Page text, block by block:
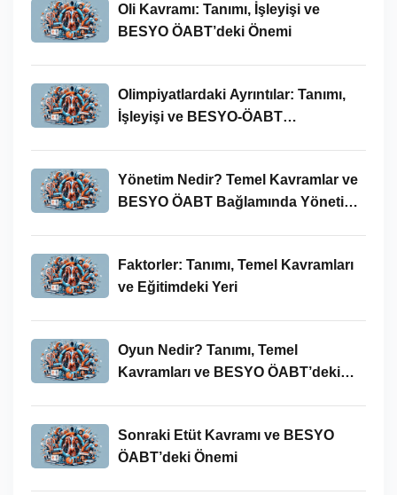
Oli Kavramı: Tanımı, İşleyişi ve
BESYO ÖABT’deki Önemi
Olimpiyatlardaki Ayrıntılar: Tanımı,
İşleyişi ve BESYO-ÖABT
Yönetim Nedir? Temel Kavramlar ve
BESYO ÖABT Bağlamında Yönetim
Faktorler: Tanımı, Temel Kavramları
ve Eğitimdeki Yeri
Oyun Nedir? Tanımı, Temel
Kavramları ve BESYO ÖABT’deki
Sonraki Etüt Kavramı ve BESYO
ÖABT’deki Önemi